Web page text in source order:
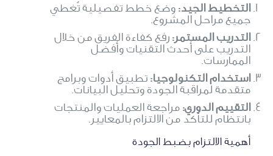
التخطيط الجيد: وضع خطط تفصيلية تُغطي
جميع مراحل المشروع.
التدريب المستمر: رفع كفاءة الفريق من خلال
التدريب على أحدث التقنيات وأفضل
الممارسات.
استخدام التكنولوجيا: تطبيق أدوات وبرامج
متقدمة لمراقبة الجودة وتحليل البيانات.
التقييم الدوري: مراجعة العمليات والمنتجات
بانتظام للتأكد من الالتزام بالمعايير.
أهمية الالتزام بضبط الجودة